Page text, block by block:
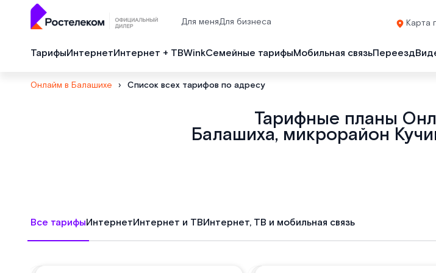
Для меняДля бизнеса Карта
ТарифыИнтернетИнтернет + ТВWinkСемейные тарифыМобильная связьПереезд
Онлайм в Балашихе › Список всех тарифов по адресу
Тарифные планы
Балашиха, микрорайон
Все тарифыИнтернетИнтернет и ТВИнтернет, ТВ и мобильная связь